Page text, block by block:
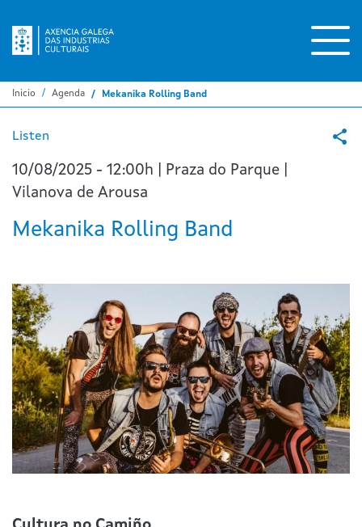
Inicio Agenda Mekanika Rolling Band
Listen
10/08/2025 - 12:00h | Praza do Parque |
Vilanova de Arousa
Mekanika Rolling Band